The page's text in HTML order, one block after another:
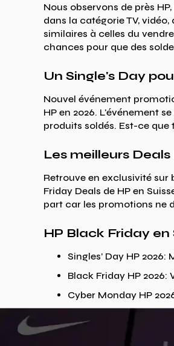
Nous observons de près
dans la catégorie TV,
similaires à celles du
chances pour que des
Un Single's Day
Nouvel événement
HP en 2026. L'événement
produits soldés. Est-ce que
Les meilleurs Deals
Retrouve en exclusivité
Friday Deals de HP en
part car les promotions ne
HP Black Friday en
Singles’ Day HP 2026:
Black Friday HP 2026:
Cyber Monday HP